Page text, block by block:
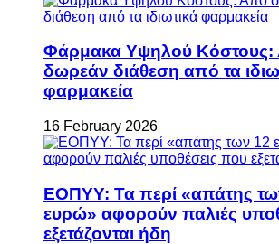
Φάρμακα Υψηλού
δωρεάν διάθεση από τα
φαρμακεία
16 February 2026
ΕΟΠΥΥ: Τα περί «απάτης
ευρώ» αφορούν παλιές
εξετάζονται ήδη